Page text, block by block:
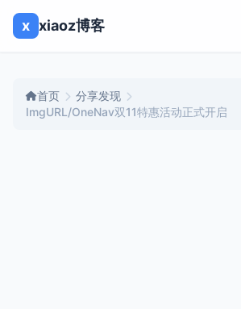
x xiaoz博客
首页
分享发现
ImgURL/OneNav双11特惠活动正式开启